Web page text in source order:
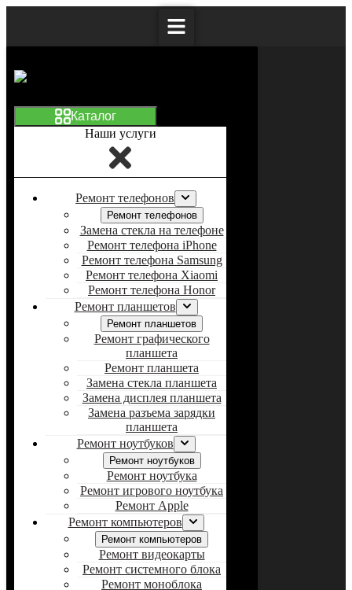
Наши услуги
Ремонт телефонов
Ремонт телефонов
Замена стекла на телефоне
Ремонт телефона iPhone
Ремонт телефона Samsung
Ремонт телефона Xiaomi
Ремонт телефона Honor
Ремонт планшетов
Ремонт планшетов
Ремонт графического
планшета
Ремонт планшета
Замена стекла планшета
Замена дисплея планшета
Замена разъема зарядки
планшета
Ремонт ноутбуков
Ремонт ноутбуков
Ремонт ноутбука
Ремонт игрового ноутбука
Ремонт Apple
Ремонт компьютеров
Ремонт компьютеров
Ремонт видеокарты
Ремонт системного блока
Ремонт моноблока